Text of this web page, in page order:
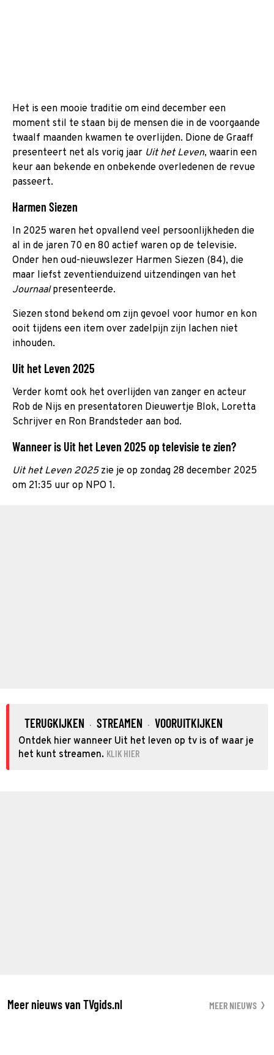
Het is een mooie traditie om eind december een
moment stil te staan bij de mensen die in de voorgaande
twaalf maanden kwamen te overlijden. Dione de Graaff
presenteert net als vorig jaar Uit het Leven, waarin een
keur aan bekende en onbekende overledenen de revue
passeert.
Harmen Siezen
In 2025 waren het opvallend veel persoonlijkheden die
al in de jaren 70 en 80 actief waren op de televisie.
Onder hen oud-nieuwslezer Harmen Siezen (84), die
maar liefst zeventienduizend uitzendingen van het
Journaalpresenteerde.
Siezen stond bekend om zijn gevoel voor humor en kon
ooit tijdens een item over zadelpijn zijn lachen niet
inhouden.
Uit het Leven 2025
Verder komt ook het overlijden van zanger en acteur
Rob de Nijs en presentatoren Dieuwertje Blok, Loretta
Schrijver en Ron Brandsteder aan bod.
Wanneer is Uit het Leven 2025 op televisie te zien?
Uit het Leven 2025 zie je op zondag 28 december 2025
om 21:35 uur op NPO 1.
TERUGKIJKEN · STREAMEN · VOORUITKIJKEN
Ontdek hier wanneer Uit het leven op tv is of waar je
het kunt streamen. KLIK HIER
Meer nieuws van TVgids.nl MEER NIEUWS